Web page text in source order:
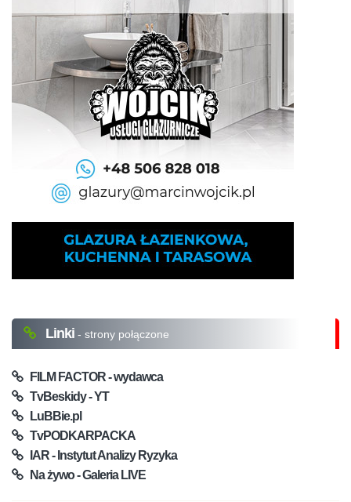
Linki - strony połączone
FILM FACTOR - wydawca
TvBeskidy - YT
LuBBie.pl
TvPODKARPACKA
IAR - Instytut Analizy Ryzyka
Na żywo - Galeria LIVE